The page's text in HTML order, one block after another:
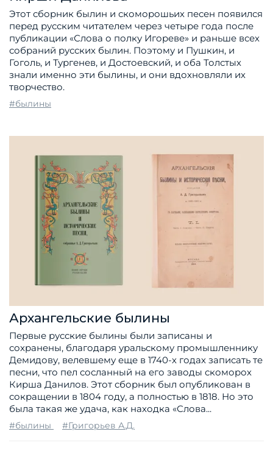
Этот сборник былин и скоморошьих песен появился
перед русским читателем через четыре года после
публикации «Слова о полку Игореве» и раньше всех
собраний русских былин. Поэтому и Пушкин, и
Гоголь, и Тургенев, и Достоевский, и оба Толстых
знали именно эти былины, и они вдохновляли их
творчество.
#былины
Архангельские былины
Первые русские былины были записаны и
сохранены, благодаря уральскому промышленнику
Демидову, велевшему еще в 1740-х годах записать те
песни, что пел сосланный на его заводы скоморох
Кирша Данилов. Этот сборник был опубликован в
сокращении в 1804 году, а полностью в 1818. Но это
была такая же удача, как находка «Слова...
#былины #Григорьев А.Д.